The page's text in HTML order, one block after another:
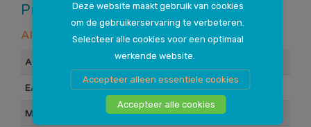
Deze website maakt gebruik van cookies
om de gebruikerservaring te verbeteren.
Selecteer alle cookies voor een optimaal
werkende website.
Accepteer alleen essentiele cookies
Accepteer alle cookies
Productspecificaties
Algemeen
Artikelnummer 10000257
EAN Barcode 884962834251
Merk HP